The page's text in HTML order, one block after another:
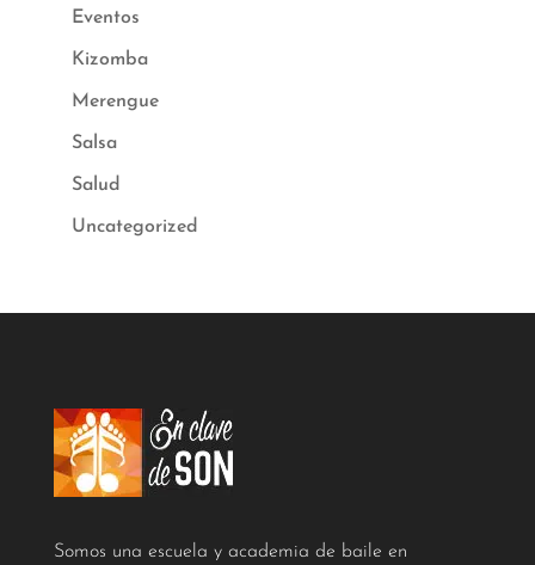
Eventos
Kizomba
Merengue
Salsa
Salud
Uncategorized
Somos una escuela y academia de baile en